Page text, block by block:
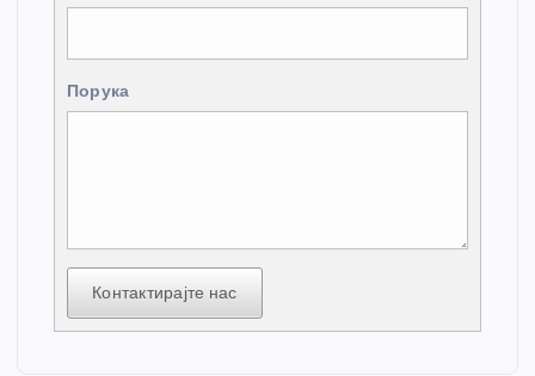
Порука
Контактирајте нас